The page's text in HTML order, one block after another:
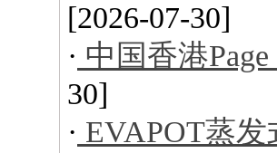
[2026-07-30]
· 中国香港
30]
· EVAPOT蒸